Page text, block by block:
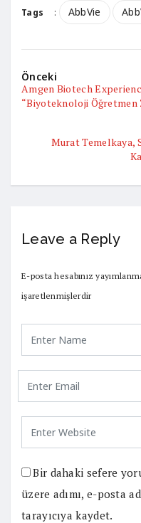
Tags : AbbVie
Önceki
Amgen Biotech
“Biyoteknoloji Öğretmen
Murat Temelkaya,
Leave a Reply
E-posta hesabınız
işaretlenmişlerdir
Bir dahaki sefere
üzere adımı, e-posta
tarayıcıya kaydet.